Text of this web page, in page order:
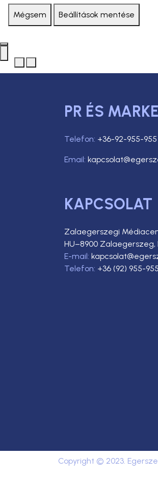
Mégsem Beállítások mentése
PR ÉS
Telefon: +36-92-955-955
Email:
KAPCSOLAT
Zalaegerszegi
HU–8900 Zalaegerszeg,
E-mail:
Telefon: +36 (92) 955-955
Copyright © 2023.